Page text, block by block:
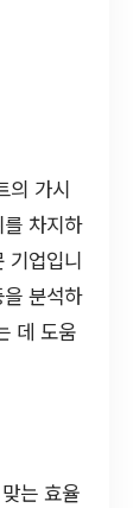
의 가시
차지하
기업입니
분석하
데 도움
는 효율